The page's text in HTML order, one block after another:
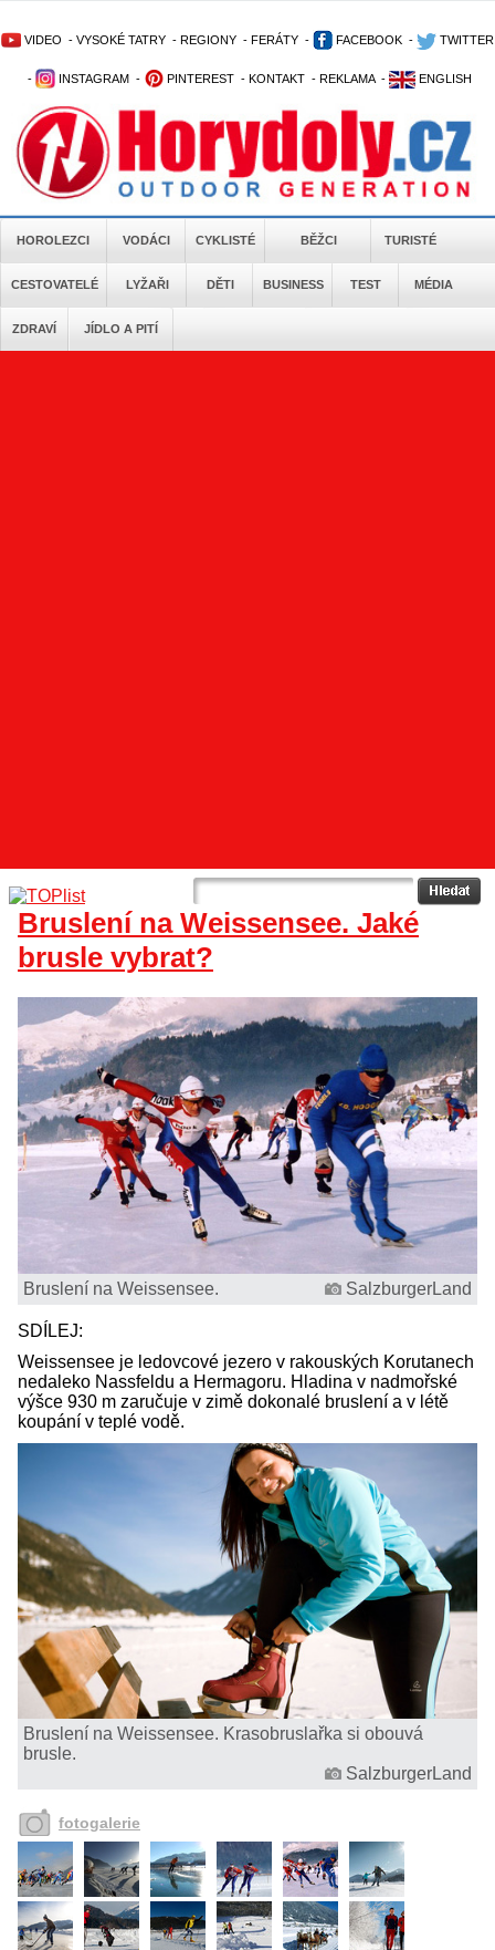
VIDEO - VYSOKÉ TATRY - REGIONY - FERÁTY - FACEBOOK - TWITTER
- INSTAGRAM - PINTEREST - KONTAKT - REKLAMA - ENGLISH
HOROLEZCI VODÁCI CYKLISTÉ BĚŽCI TURISTÉ
CESTOVATELÉ LYŽAŘI DĚTI BUSINESS TEST MÉDIA
ZDRAVÍ JÍDLO A PITÍ
Bruslení na Weissensee. Jaké
brusle vybrat?
Bruslení na Weissensee. SalzburgerLand
SDÍLEJ:
Weissensee je ledovcové jezero v rakouských Korutanech
nedaleko Nassfeldu a Hermagoru. Hladina v nadmořské
výšce 930 m zaručuje v zimě dokonalé bruslení a v létě
koupání v teplé vodě.
Bruslení na Weissensee. Krasobruslařka si obouvá
brusle.
SalzburgerLand
fotogalerie